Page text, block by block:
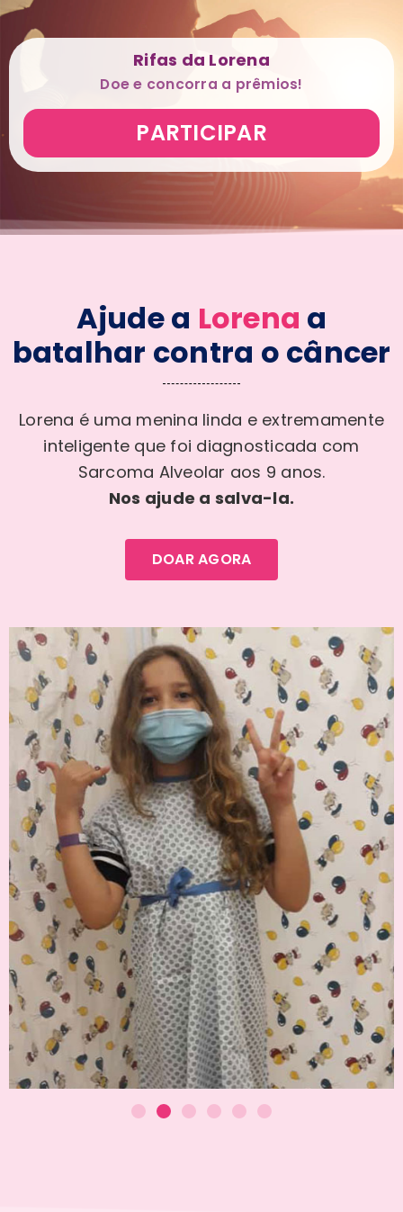
Rifas da Lorena
Doe e concorra a prêmios!
PARTICIPAR
Ajude a Lorena a
batalhar contra o câncer
Lorena é uma menina linda e extremamente
inteligente que foi diagnosticada com
Sarcoma Alveolar aos 9 anos.
Nos ajude a salva-la.
DOAR AGORA